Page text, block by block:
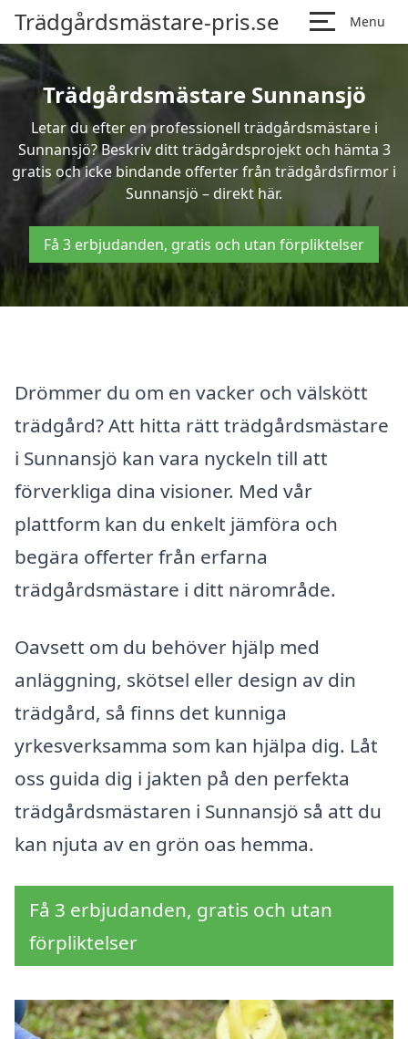
Trädgårdsmästare-pris.se Menu
Trädgårdsmästare Sunnansjö
Letar du efter en professionell trädgårdsmästare i
Sunnansjö? Beskriv ditt trädgårdsprojekt och hämta 3
gratis och icke bindande offerter från trädgårdsfirmor i
Sunnansjö – direkt här.
Få 3 erbjudanden, gratis och utan förpliktelser
Drömmer du om en vacker och välskött
trädgård? Att hitta rätt trädgårdsmästare
i Sunnansjö kan vara nyckeln till att
förverkliga dina visioner. Med vår
plattform kan du enkelt jämföra och
begära offerter från erfarna
trädgårdsmästare i ditt närområde.
Oavsett om du behöver hjälp med
anläggning, skötsel eller design av din
trädgård, så finns det kunniga
yrkesverksamma som kan hjälpa dig. Låt
oss guida dig i jakten på den perfekta
trädgårdsmästaren i Sunnansjö så att du
kan njuta av en grön oas hemma.
Få 3 erbjudanden, gratis och utan
förpliktelser